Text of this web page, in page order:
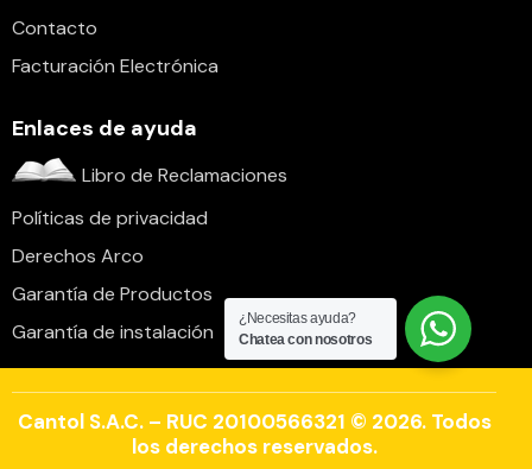
Contacto
Facturación Electrónica
Enlaces de ayuda
Libro de Reclamaciones
Políticas de privacidad
Derechos Arco
Garantía de Productos
Garantía de instalación
Cantol S.A.C. – RUC 20100566321 © 2026. Todos
los derechos reservados.
¿Necesitas ayuda?
Chatea con nosotros